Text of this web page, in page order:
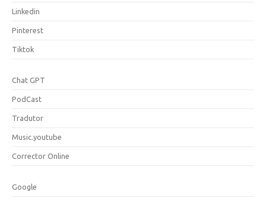
Linkedin
Pinterest
Tiktok
Chat GPT
PodCast
Tradutor
Music.youtube
Corrector Online
Google